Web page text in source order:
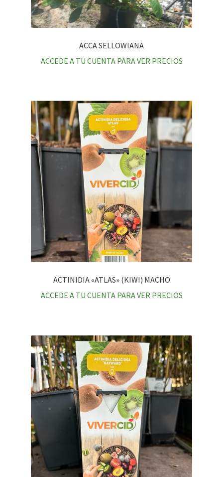
ACCA SELLOWIANA
ACCEDE A TU CUENTA PARA VER PRECIOS
ACTINIDIA «ATLAS» (KIWI) MACHO
ACCEDE A TU CUENTA PARA VER PRECIOS